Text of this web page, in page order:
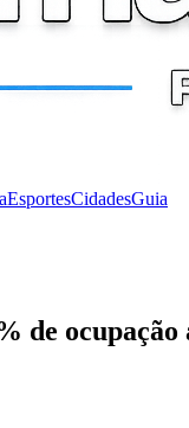
EsportesCidadesGuia
de